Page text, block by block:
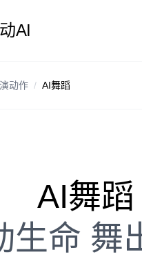
AI
动作 / AI舞蹈
AI舞蹈
生命 舞